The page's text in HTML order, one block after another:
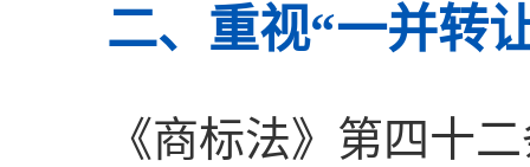
二、重视“一并转
《商标法》第四十